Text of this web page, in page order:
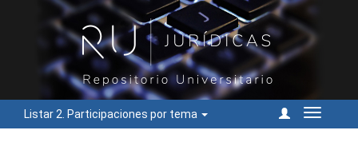
Listar 2. Participaciones por tema
Cambiar